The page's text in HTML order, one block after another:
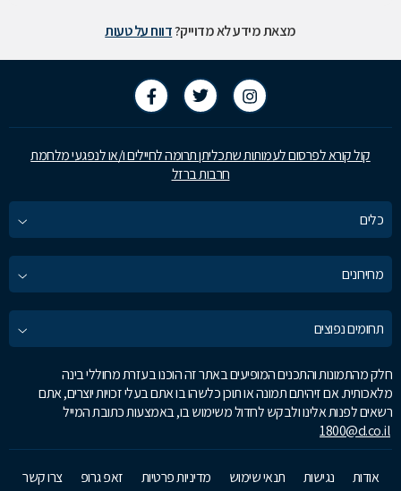
מצאת מידע לא מדוייק?דווח על טעות
קול קורא לפרסום לעמותות שתכליתן תרומה לחיילים ו/או לנפגעי מלחמת
חרבות ברזל
כלים
מחירונים
תחומים נפוצים
חלק מהתמונות והתכנים המופיעים באתר זה הוכנו בעזרת מחוללי בינה
מלאכותית. אם זיהיתם תמונה או תוכן כלשהו בו אתם בעלי זכויות יוצרים, אתם
רשאים לפנות אלינו ולבקש לחדול משימוש בו, באמצעות כתובת המייל
1800@d.co.il
אודות נגישות תנאי שימוש מדיניות פרטיות זאפ גרופ צרו קשר